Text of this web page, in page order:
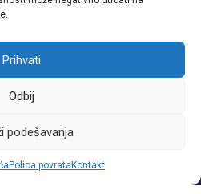
Prihvati
Odbij
podešavanja
Polica povrata Kontakt
Viber